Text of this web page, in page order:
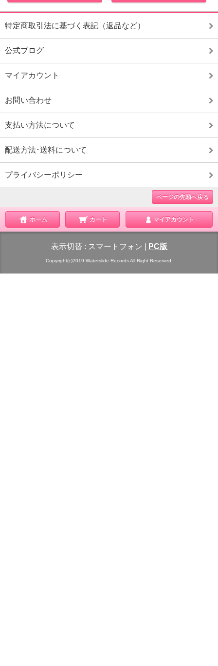
特定商取引法に基づく表記（返品など）
公式ブログ
マイアカウント
お問い合わせ
支払い方法について
配送方法･送料について
プライバシーポリシー
ページの先頭へ戻る
ホーム カート マイアカウント
表示切替 : スマートフォン PC版
Copyright(c)2019 Waterslide Records All Right Reserved.